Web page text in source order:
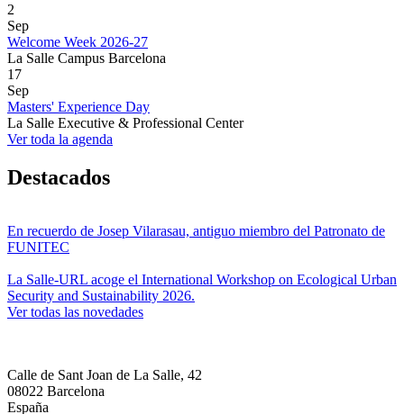
2
Sep
Welcome Week 2026-27
La Salle Campus Barcelona
17
Sep
Masters' Experience Day
La Salle Executive & Professional Center
Ver toda la agenda
Destacados
En recuerdo de Josep Vilarasau, antiguo miembro del Patronato de
FUNITEC
La Salle-URL acoge el International Workshop on Ecological Urban
Security and Sustainability 2026.
Ver todas las novedades
Calle de Sant Joan de La Salle, 42
08022 Barcelona
España